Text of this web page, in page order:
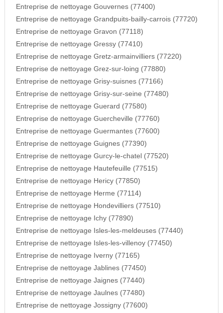
Entreprise de nettoyage Gouvernes (77400)
Entreprise de nettoyage Grandpuits-bailly-carrois (77720)
Entreprise de nettoyage Gravon (77118)
Entreprise de nettoyage Gressy (77410)
Entreprise de nettoyage Gretz-armainvilliers (77220)
Entreprise de nettoyage Grez-sur-loing (77880)
Entreprise de nettoyage Grisy-suisnes (77166)
Entreprise de nettoyage Grisy-sur-seine (77480)
Entreprise de nettoyage Guerard (77580)
Entreprise de nettoyage Guercheville (77760)
Entreprise de nettoyage Guermantes (77600)
Entreprise de nettoyage Guignes (77390)
Entreprise de nettoyage Gurcy-le-chatel (77520)
Entreprise de nettoyage Hautefeuille (77515)
Entreprise de nettoyage Hericy (77850)
Entreprise de nettoyage Herme (77114)
Entreprise de nettoyage Hondevilliers (77510)
Entreprise de nettoyage Ichy (77890)
Entreprise de nettoyage Isles-les-meldeuses (77440)
Entreprise de nettoyage Isles-les-villenoy (77450)
Entreprise de nettoyage Iverny (77165)
Entreprise de nettoyage Jablines (77450)
Entreprise de nettoyage Jaignes (77440)
Entreprise de nettoyage Jaulnes (77480)
Entreprise de nettoyage Jossigny (77600)